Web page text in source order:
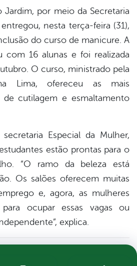
Jardim, por meio da Secretaria
nesta terça-feira (31),
do curso de manicure. A
com 16 alunas e foi realizada
O curso, ministrado pela
Lima, ofereceu as mais
de cutilagem e esmaltamento
Especial da Mulher,
estão prontas para o
“O ramo da beleza está
Os salões oferecem muitas
e, agora, as mulheres
para ocupar essas vagas ou
explica.